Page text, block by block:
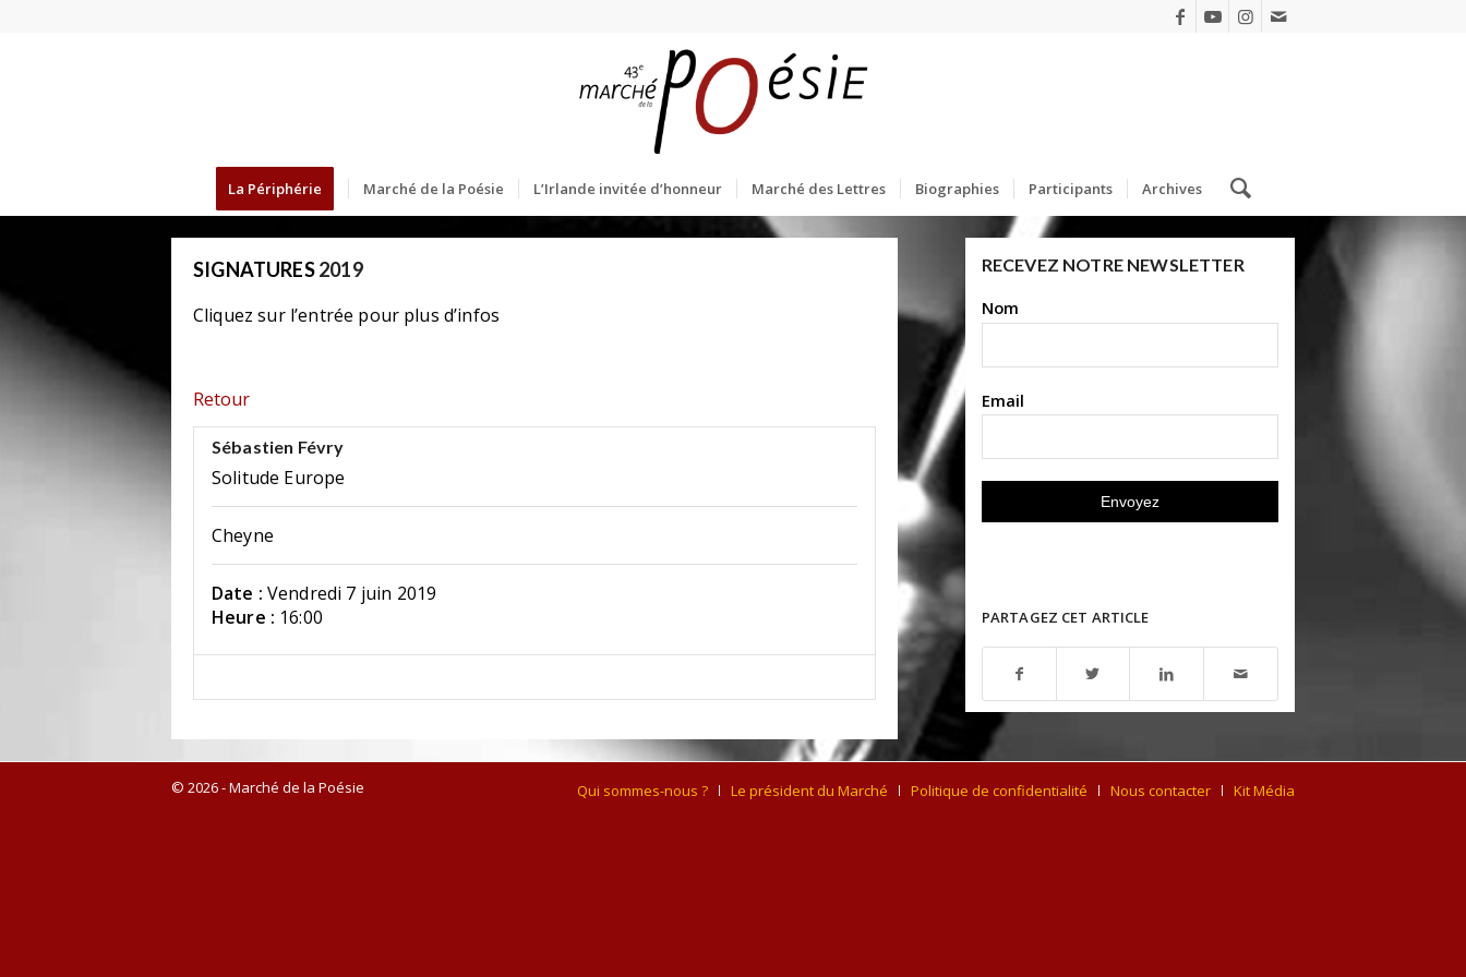
La Périphérie Marché de la Poésie L’Irlande invitée d’honneur Marché des Lettres Biographies Participants Archives
SIGNATURES2019
Cliquez sur l’entrée pour plus d’infos
Retour
Sébastien Févry
Solitude Europe
Cheyne
Date : Vendredi 7 juin 2019
Heure : 16:00
RECEVEZ NOTRE NEWSLETTER
Nom
Email
PARTAGEZ CET ARTICLE
© 2026 - Marché de la Poésie Qui sommes-nous ? Le président du Marché Politique de confidentialité Nous contacter Kit Média